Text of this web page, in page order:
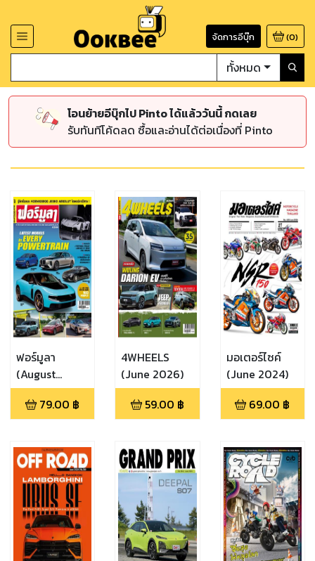
จัดการอีบุ๊ก (0)
ทั้งหมด
โอนย้ายอีบุ๊กไป Pinto ได้แล้ววันนี้ กดเลย
รับทันทีโค้ดลด ซื้อและอ่านได้ต่อเนื่องที่ Pinto
ฟอร์มูลา
(August
2026)
79.00 ฿
4WHEELS
(June 2026)
59.00 ฿
มอเตอร์ไซค์
(June 2024)
69.00 ฿